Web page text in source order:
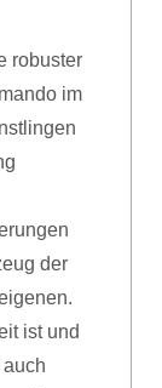
robuster
im
der
ist und